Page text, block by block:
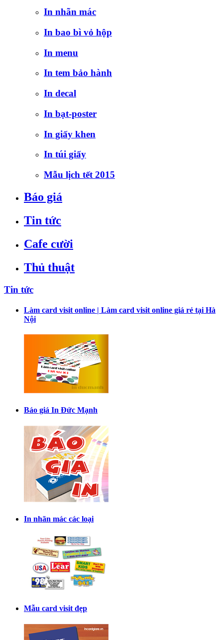
In nhãn mác
In bao bì vỏ hộp
In menu
In tem bảo hành
In decal
In bạt-poster
In giấy khen
In túi giấy
Mẫu lịch tết 2015
Báo giá
Tin tức
Cafe cười
Thủ thuật
Tin tức
Làm card visit online | Làm card visit online giá rẻ tại Hà
Nội
Báo giá In Đức Mạnh
In nhãn mác các loại
Mẫu card visit đẹp